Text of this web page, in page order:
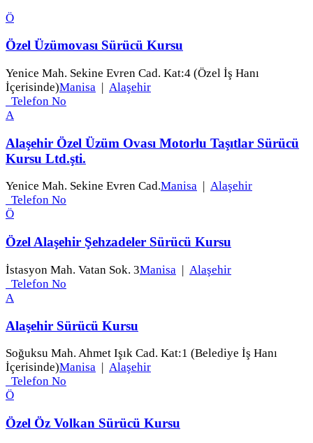
Ö
Özel Üzümovası Sürücü Kursu
Yenice Mah. Sekine Evren Cad. Kat:4 (Özel İş Hanı
İçerisinde)Manisa | Alaşehir
Telefon No
A
Alaşehir Özel Üzüm Ovası Motorlu Taşıtlar Sürücü
Kursu Ltd.şti.
Yenice Mah. Sekine Evren Cad.Manisa
Alaşehir
Telefon No
Ö
Özel Alaşehir Şehzadeler Sürücü Kursu
İstasyon Mah. Vatan Sok. 3Manisa | Alaşehir
Telefon No
A
Alaşehir Sürücü Kursu
Soğuksu Mah. Ahmet Işık Cad. Kat:1 (Belediye İş Hanı
İçerisinde)Manisa
Alaşehir
Telefon No
Ö
Özel Öz Volkan Sürücü Kursu